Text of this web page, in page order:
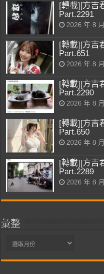
[轉載][方吉
Part.2291
2026 年 8
[轉載][方吉
Part.651
2026 年 8
[轉載][方吉
Part.2290
2026 年 8
[轉載][方吉
Part.650
2026 年 8
[轉載][方吉
Part.2289
2026 年 8
彙整
彙